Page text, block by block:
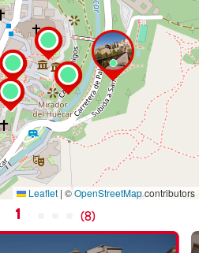
Leaflet | ©OpenStreetMapcontributors
1 (8)